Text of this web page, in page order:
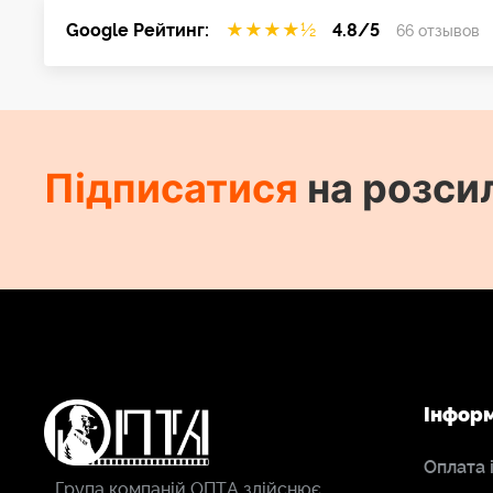
Google Рейтинг: ★ ★ ★ ★½ 4.8/5 66 отзывов
Підписатися на
Група компаній ОПТА здійснює
Оплата